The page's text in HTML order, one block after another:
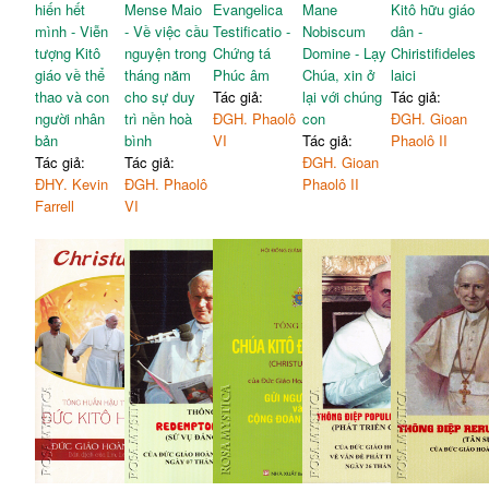
hiến hết
mình - Viễn
tượng Kitô
giáo về thể
thao và con
người nhân
bản
Tác giả:
ĐHY. Kevin
Farrell
Mense Maio
- Về việc cầu
nguyện trong
tháng năm
cho sự duy
trì nền hoà
bình
Tác giả:
ĐGH. Phaolô
VI
Evangelica
Testificatio -
Chứng tá
Phúc âm
Tác giả:
ĐGH. Phaolô
VI
Mane
Nobiscum
Domine - Lạy
Chúa, xin ở
lại với chúng
con
Tác giả:
ĐGH. Gioan
Phaolô II
Kitô hữu giáo
dân -
Chiristifideles
laici
Tác giả:
ĐGH. Gioan
Phaolô II